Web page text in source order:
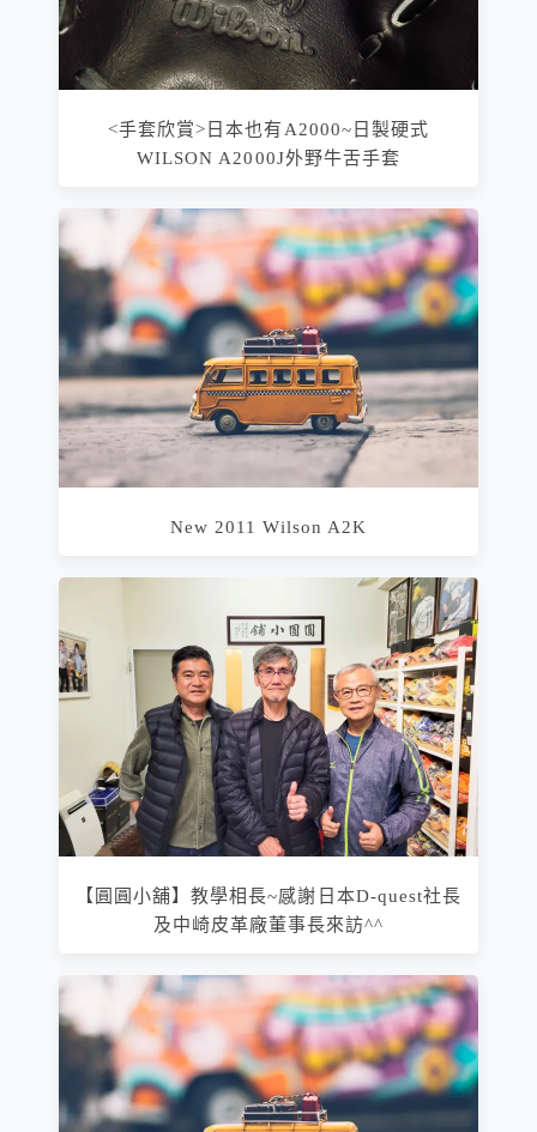
<手套欣賞>日本也有A2000~日製硬式
WILSON A2000J外野牛舌手套
New 2011 Wilson A2K
【圓圓小舖】教學相長~感謝日本D-quest社長
及中崎皮革廠董事長來訪^^